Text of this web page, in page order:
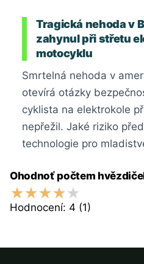
Tragická nehoda v
zahynul při střetu
motocyklu
Smrtelná nehoda v
otevírá otázky
cyklista na elektrokole
nepřežil. Jaké riziko
technologie pro
Ohodnoť počtem
Hodnocení: 4 (1)